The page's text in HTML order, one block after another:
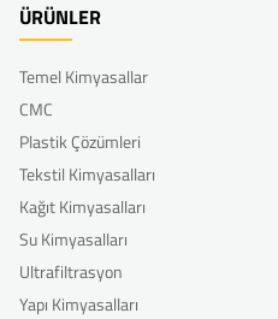
ÜRÜNLER
Temel Kimyasallar
CMC
Plastik Çözümleri
Tekstil Kimyasalları
Kağıt Kimyasalları
Su Kimyasalları
Ultrafiltrasyon
Yapı Kimyasalları